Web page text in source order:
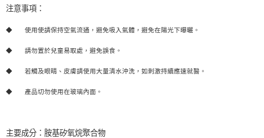
注意事項：
◆ 使用使請保持空氣流通，避免吸入氣體，避免在陽光下曝曬。
◆ 請勿置於兒童易取處，避免誤食。
◆ 若觸及眼睛、皮膚請使用大量清水沖洗，如刺激持續應速就醫。
◆ 產品切勿使用在玻璃內面。
主要成分：胺基矽氧烷聚合物